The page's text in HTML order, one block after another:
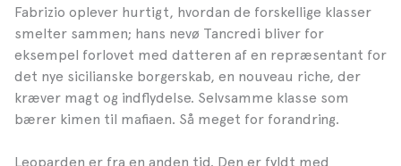
Fabrizio oplever hurtigt, hvordan de forskellige klasser
smelter sammen; hans nevø Tancredi bliver for
eksempel forlovet med datteren af en repræsentant for
det nye sicilianske borgerskab, en nouveau riche, der
kræver magt og indflydelse. Selvsamme klasse som
bærer kimen til mafiaen. Så meget for forandring.
Leoparden er fra en anden tid. Den er fyldt med